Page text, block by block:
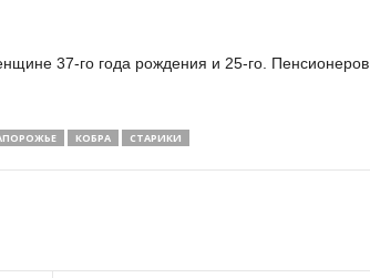
37-го года рождения и 25-го. Пенсионеров
КОБРА СТАРИКИ